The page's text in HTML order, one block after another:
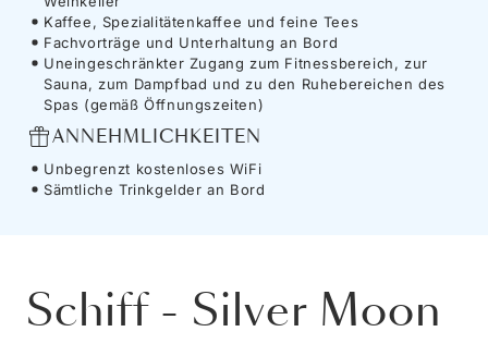
Kaffee, Spezialitätenkaffee und feine Tees
Fachvorträge und Unterhaltung an Bord
Uneingeschränkter Zugang zum Fitnessbereich, zur
Sauna, zum Dampfbad und zu den Ruhebereichen des
Spas (gemäß Öffnungszeiten)
ANNEHMLICHKEITEN
Unbegrenzt kostenloses WiFi
Sämtliche Trinkgelder an Bord
Schiff- Silver Moon